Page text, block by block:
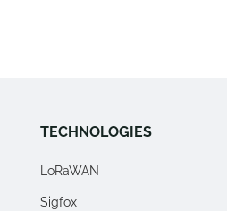
TECHNOLOGIES
LoRaWAN
Sigfox